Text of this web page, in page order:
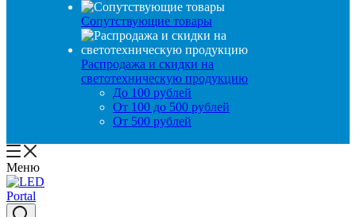
Сопутствующие товары
Распродажа и скидки на
светотехническую продукцию
До 100 рублей
От 100 до 500 рублей
От 500 рублей
Меню